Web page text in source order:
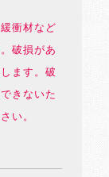
衝材など
破損があ
ます。破
きないた
い。